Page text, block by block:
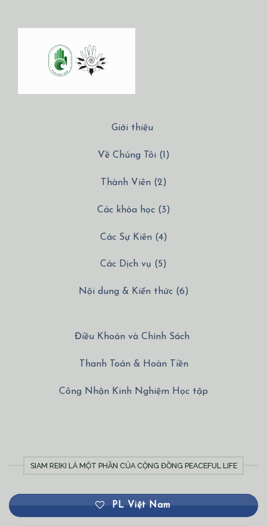
Giới thiệu
Về Chúng Tôi (1)
Thành Viên (2)
Các khóa học (3)
Các Sự Kiên (4)
Các Dịch vụ (5)
Nội dung & Kiến thức (6)
Điều Khoản và Chính Sách
Thanh Toán & Hoàn Tiền
Công Nhận Kinh Nghiệm Học tập
SIAM REIKI LÀ MỘT PHẦN CỦA CỘNG ĐỒNG PEACEFUL LIFE
PL Việt Nam